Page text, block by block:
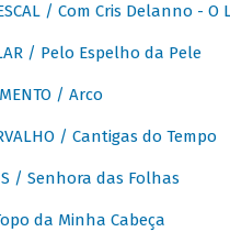
/ Com Cris Delanno -
/ Pelo Espelho da Pele
/ Arco
/ Cantigas do Tempo
/ Senhora das Folhas
da Minha Cabeça